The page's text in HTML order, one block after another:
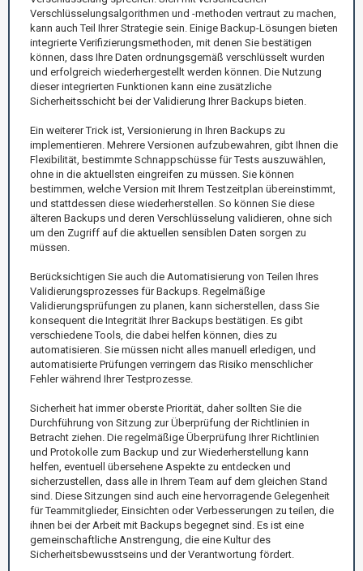
Verschlüsselungsalgorithmen und -methoden vertraut zu machen,
kann auch Teil Ihrer Strategie sein. Einige Backup-Lösungen bieten
integrierte Verifizierungsmethoden, mit denen Sie bestätigen
können, dass Ihre Daten ordnungsgemäß verschlüsselt wurden
und erfolgreich wiederhergestellt werden können. Die Nutzung
dieser integrierten Funktionen kann eine zusätzliche
Sicherheitsschicht bei der Validierung Ihrer Backups bieten.
Ein weiterer Trick ist, Versionierung in Ihren Backups zu
implementieren. Mehrere Versionen aufzubewahren, gibt Ihnen die
Flexibilität, bestimmte Schnappschüsse für Tests auszuwählen,
ohne in die aktuellsten eingreifen zu müssen. Sie können
bestimmen, welche Version mit Ihrem Testzeitplan übereinstimmt,
und stattdessen diese wiederherstellen. So können Sie diese
älteren Backups und deren Verschlüsselung validieren, ohne sich
um den Zugriff auf die aktuellen sensiblen Daten sorgen zu
müssen.
Berücksichtigen Sie auch die Automatisierung von Teilen Ihres
Validierungsprozesses für Backups. Regelmäßige
Validierungsprüfungen zu planen, kann sicherstellen, dass Sie
konsequent die Integrität Ihrer Backups bestätigen. Es gibt
verschiedene Tools, die dabei helfen können, dies zu
automatisieren. Sie müssen nicht alles manuell erledigen, und
automatisierte Prüfungen verringern das Risiko menschlicher
Fehler während Ihrer Testprozesse.
Sicherheit hat immer oberste Priorität, daher sollten Sie die
Durchführung von Sitzung zur Überprüfung der Richtlinien in
Betracht ziehen. Die regelmäßige Überprüfung Ihrer Richtlinien
und Protokolle zum Backup und zur Wiederherstellung kann
helfen, eventuell übersehene Aspekte zu entdecken und
sicherzustellen, dass alle in Ihrem Team auf dem gleichen Stand
sind. Diese Sitzungen sind auch eine hervorragende Gelegenheit
für Teammitglieder, Einsichten oder Verbesserungen zu teilen, die
ihnen bei der Arbeit mit Backups begegnet sind. Es ist eine
gemeinschaftliche Anstrengung, die eine Kultur des
Sicherheitsbewusstseins und der Verantwortung fördert.